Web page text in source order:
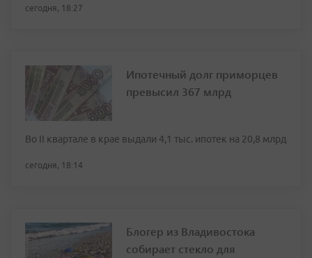
сегодня, 18:27
Ипотечный долг приморцев
превысил 367 млрд
Во II квартале в крае выдали 4,1 тыс. ипотек на 20,8 млрд
сегодня, 18:14
Блогер из Владивостока
собирает стекло для